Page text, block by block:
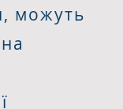
можуть